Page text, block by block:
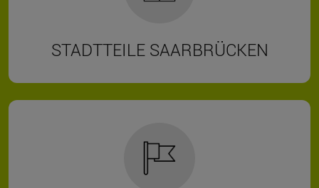
STADTTEILE SAARBRÜCKEN